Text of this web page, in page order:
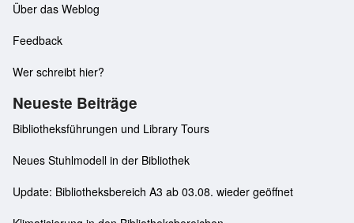
Über das Weblog
Feedback
Wer schreibt hier?
Neueste Beiträge
Bibliotheksführungen und Library Tours
Neues Stuhlmodell in der Bibliothek
Update: Bibliotheksbereich A3 ab 03.08. wieder geöffnet